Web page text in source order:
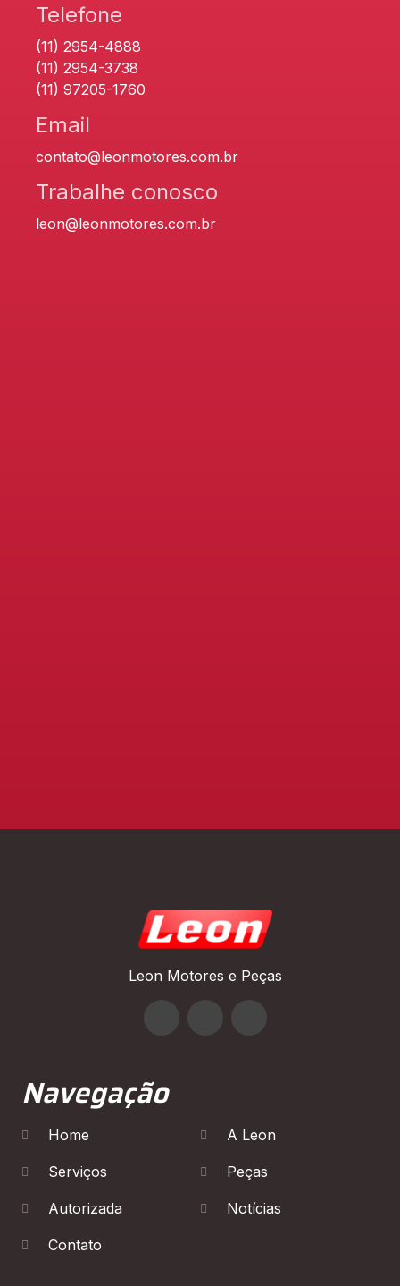
Telefone
(11) 2954-4888
(11) 2954-3738
(11) 97205-1760
Email
contato@leonmotores.com.br
Trabalhe conosco
leon@leonmotores.com.br
Leon Motores e Peças
Navegação
Home A Leon
Serviços Peças
Autorizada Notícias
Contato